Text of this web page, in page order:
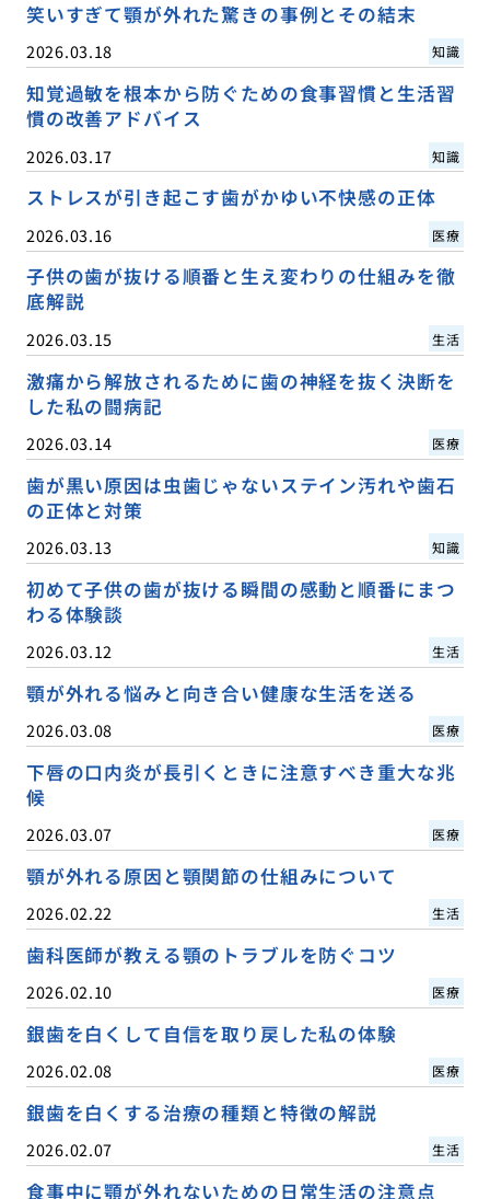
笑いすぎて顎が外れた驚きの事例とその結末
2026.03.18 知識
知覚過敏を根本から防ぐための食事習慣と生活習
慣の改善アドバイス
2026.03.17 知識
ストレスが引き起こす歯がかゆい不快感の正体
2026.03.16 医療
子供の歯が抜ける順番と生え変わりの仕組みを徹
底解説
2026.03.15 生活
激痛から解放されるために歯の神経を抜く決断を
した私の闘病記
2026.03.14 医療
歯が黒い原因は虫歯じゃないステイン汚れや歯石
の正体と対策
2026.03.13 知識
初めて子供の歯が抜ける瞬間の感動と順番にまつ
わる体験談
2026.03.12 生活
顎が外れる悩みと向き合い健康な生活を送る
2026.03.08 医療
下唇の口内炎が長引くときに注意すべき重大な兆
候
2026.03.07 医療
顎が外れる原因と顎関節の仕組みについて
2026.02.22 生活
歯科医師が教える顎のトラブルを防ぐコツ
2026.02.10 医療
銀歯を白くして自信を取り戻した私の体験
2026.02.08 医療
銀歯を白くする治療の種類と特徴の解説
2026.02.07 生活
食事中に顎が外れないための日常生活の注意点